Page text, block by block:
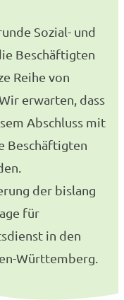
Sozial- und
Beschäftigten
Reihe von
erwarten, dass
Abschluss mit
Beschäftigten
der bislang
für
in den
Württemberg.